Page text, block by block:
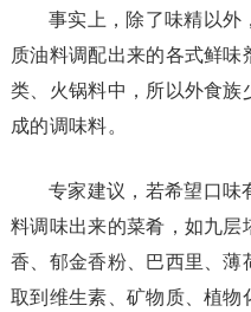
事实上，除了味精以外
质油料调配出来的各式鲜
类、火锅料中，所以外食族
成的调味料。
专家建议，若希望口味
料调味出来的菜肴，如九层
香、郁金香粉、巴西里、薄
取到维生素、矿物质、植物